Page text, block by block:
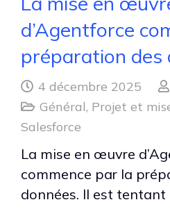
d’Agentforce
préparation des
4 décembre 2025
Général, Projet et
Salesforce
La mise en œuvre
commence par la
données. Il est tentant